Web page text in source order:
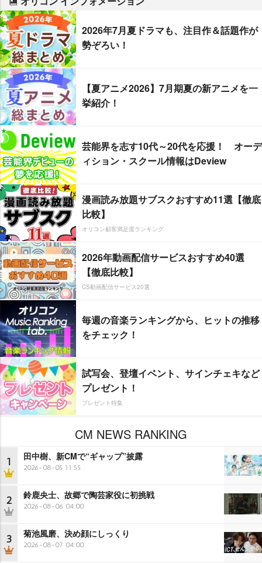
2026年7月夏ドラマも、注目作＆話題作が
勢ぞろい！
【夏アニメ2026】7月期夏の新アニメを一
挙紹介！
芸能界を志す10代～20代を応援！ オーデ
ィション・スクール情報はDeview
漫画読み放題サブスクおすすめ11選【徹底
比較】
オリコン顧客満足度ランキング
2026年動画配信サービスおすすめ40選
【徹底比較】
CS動画配信サービス20選
毎週の音楽ランキングから、ヒットの推移
をチェック！
試写会、登壇イベント、サインチェキなど
プレゼント！
プレゼント特集
CM NEWS RANKING
1 田中樹、新CMで“ギャップ”披露
2026-08-05 11:55
2 鈴鹿央士、故郷で陶芸家役に初挑戦
2026-08-06 04:00
3 菊池風磨、決め顔にしっくり
2026-08-07 04:00